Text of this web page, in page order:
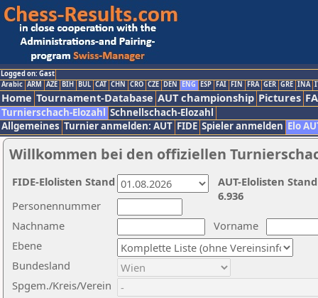
Logged on: Gast
Arabic ARM AZE BIH BUL CAT CHN CRO CZE DEN ENG ESP FAI FIN FRA GER GRE INA
Home Tournament-Database AUT championship Pictures
Turnierschach-Elozahl Schnellschach-Elozahl
Allgemeines Turnier anmelden: AUT FIDE Spieler anmelden Elo
Willkommen bei den offiziellen
Nachname
Vorname
Ebene
Personennummer
Bundesland
Spgem./Kreis/Verein
AUT-Elolisten
6.936
FIDE-Elolisten Stand